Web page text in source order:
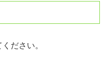
ださい。